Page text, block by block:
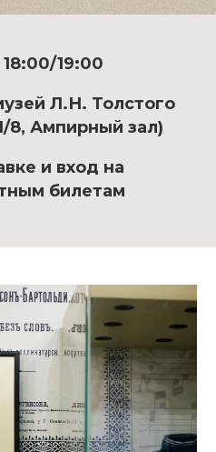
19:00
Л.Н. Толстого
8, Ампирный зал)
и вход на
билетам